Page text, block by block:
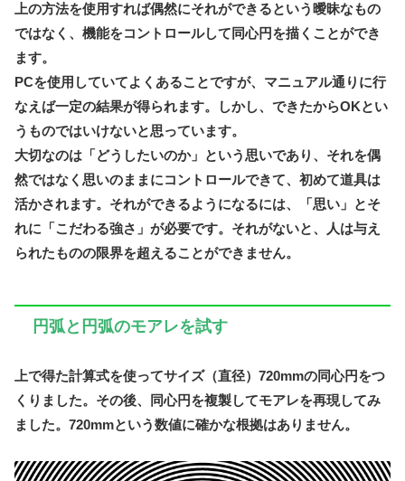
上の方法を使用すれば偶然にそれができるという曖昧なもの
ではなく、機能をコントロールして同心円を描くことができ
ます。
PCを使用していてよくあることですが、マニュアル通りに行
なえば一定の結果が得られます。しかし、できたからOKとい
うものではいけないと思っています。
大切なのは「どうしたいのか」という思いであり、それを偶
然ではなく思いのままにコントロールできて、初めて道具は
活かされます。それができるようになるには、「思い」とそ
れに「こだわる強さ」が必要です。それがないと、人は与え
られたものの限界を超えることができません。
円弧と円弧のモアレを試す
上で得た計算式を使ってサイズ（直径）720mmの同心円をつ
くりました。その後、同心円を複製してモアレを再現してみ
ました。720mmという数値に確かな根拠はありません。